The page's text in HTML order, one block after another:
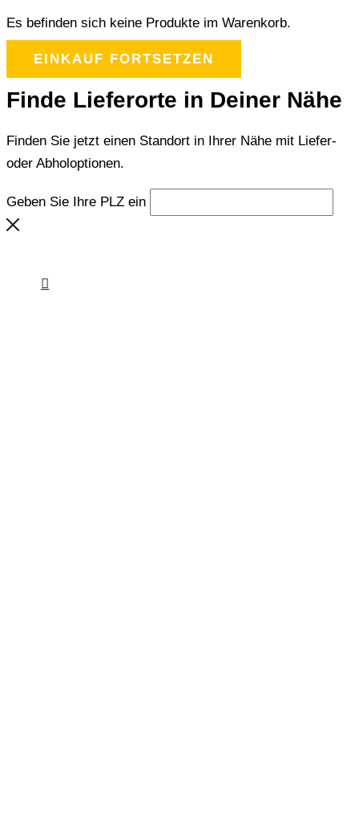
Es befinden sich keine Produkte im Warenkorb.
EINKAUF FORTSETZEN
Finde Lieferorte in Deiner Nähe
Finden Sie jetzt einen Standort in Ihrer Nähe mit Liefer-
oder Abholoptionen.
Geben Sie Ihre PLZ ein